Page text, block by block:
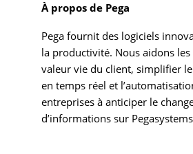
À propos de Pega
Pega fournit des logiciels
la productivité. Nous aidons
valeur vie du client, simplifier
en temps réel et
entreprises à anticiper le
d’informations sur